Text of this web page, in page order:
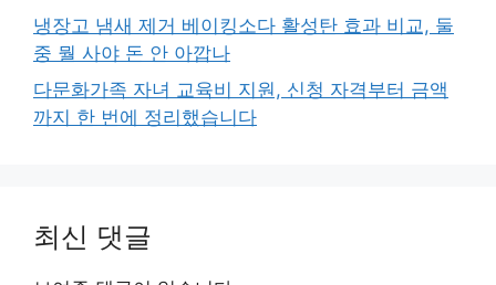
냉장고 냄새 제거 베이킹소다 활성탄 효과 비교, 둘
중 뭘 사야 돈 안 아깝나
다문화가족 자녀 교육비 지원, 신청 자격부터 금액
까지 한 번에 정리했습니다
최신 댓글